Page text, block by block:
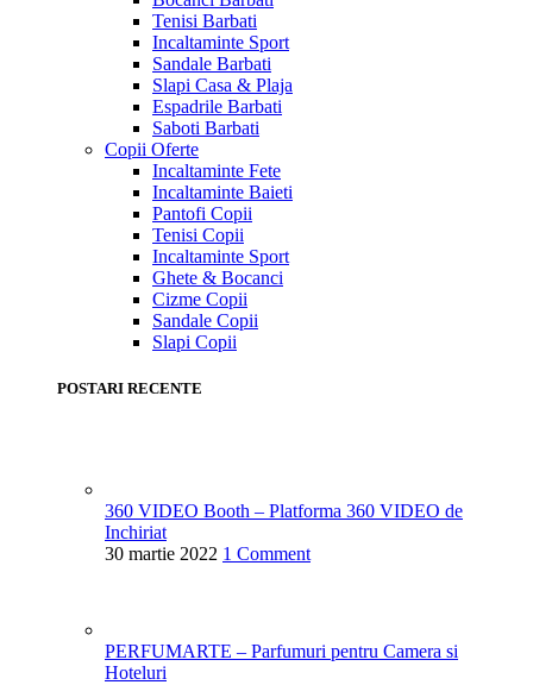
Tenisi Barbati
Incaltaminte Sport
Sandale Barbati
Slapi Casa & Plaja
Espadrile Barbati
Saboti Barbati
Copii Oferte
Incaltaminte Fete
Incaltaminte Baieti
Pantofi Copii
Tenisi Copii
Incaltaminte Sport
Ghete & Bocanci
Cizme Copii
Sandale Copii
Slapi Copii
POSTARI RECENTE
360 VIDEO Booth – Platforma 360 VIDEO de
Inchiriat
30 martie 2022 1 Comment
PERFUMARTE – Parfumuri pentru Camera si
Hoteluri